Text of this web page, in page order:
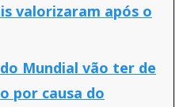
valorizaram após o
Mundial vão ter de
por causa do